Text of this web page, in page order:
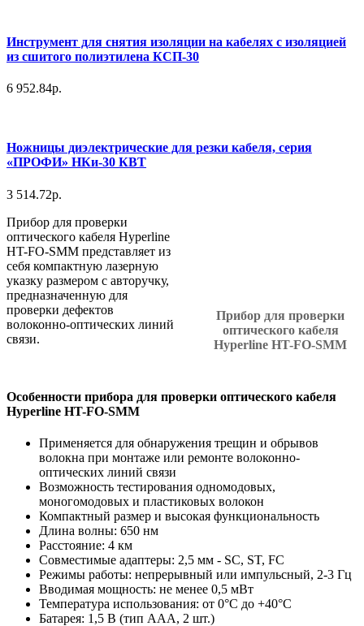
Инструмент для снятия изоляции на кабелях с изоляцией
из сшитого полиэтилена КСП-30
6 952.84р.
Ножницы диэлектрические для резки кабеля, серия
«ПРОФИ» НКи-30 КВТ
3 514.72р.
Прибор для проверки
оптического кабеля
Hyperline HT-FO-SMM
Прибор для проверки
оптического кабеля Hyperline
HT-FO-SMM представляет из
себя компактную лазерную
указку размером с авторучку,
предназначенную для
проверки дефектов
волоконно-оптических линий
связи.
Особенности прибора для проверки оптического кабеля
Hyperline HT-FO-SMM
Применяется для обнаружения трещин и обрывов
волокна при монтаже или ремонте волоконно-
оптических линий связи
Возможность тестирования одномодовых,
моногомодовых и пластиковых волокон
Компактный размер и высокая функциональность
Длина волны: 650 нм
Расстояние: 4 км
Совместимые адаптеры: 2,5 мм - SC, ST, FC
Режимы работы: непрерывный или импульсный, 2-3 Гц
Вводимая мощность: не менее 0,5 мВт
Температура использования: от 0°С до +40°С
Батарея: 1,5 В (тип ААА, 2 шт.)